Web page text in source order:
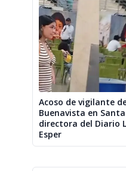
Acoso de vigilante
Buenavista en
directora del Diario
Esper